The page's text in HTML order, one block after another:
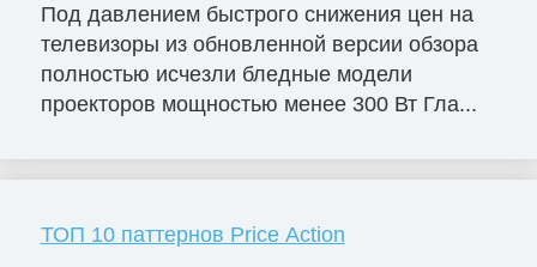
Под давлением быстрого снижения цен на
телевизоры из обновленной версии обзора
полностью исчезли бледные модели
проекторов мощностью менее 300 Вт Гла...
ТОП 10 паттернов Price Action